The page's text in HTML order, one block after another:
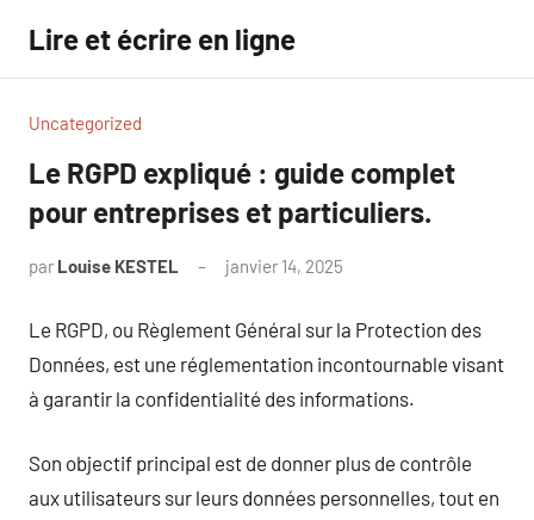
contenu
Lire et écrire en ligne
Uncategorized
Le RGPD expliqué : guide complet
pour entreprises et particuliers.
par Louise KESTEL janvier 14, 2025
Le RGPD, ou Règlement Général sur la Protection des
Données, est une réglementation incontournable visant
à garantir la confidentialité des informations.
Son objectif principal est de donner plus de contrôle
aux utilisateurs sur leurs données personnelles, tout en